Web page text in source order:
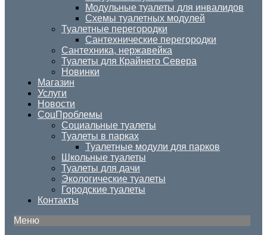
Модульные туалеты для инвалидов
Схемы туалетных модулей
Туалетные перегородки
Сантехнические перегородки
Сантехника, нержавейка
Туалеты для Крайнего Севера
Новинки
Магазин
Услуги
Новости
СоцПроблемы
Социальные туалеты
Туалеты в парках
Туалетные модули для парков
Школьные туалеты
Туалеты для дачи
Экологические туалеты
Городские туалеты
Контакты
Меню